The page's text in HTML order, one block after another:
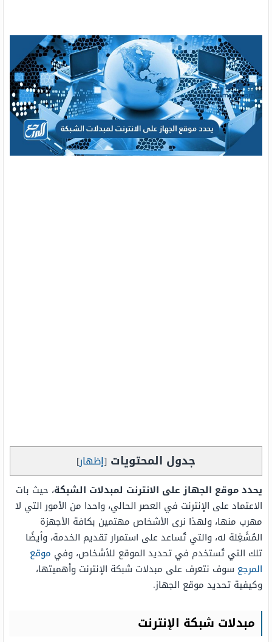
جدول المحتويات [إظهار]
يحدد موقع الجهاز على الانترنت لمبدلات الشبكة، حيث بات
الاعتماد على الإنترنت في العصر الحالي، واحدا من الأمور التي لا
مهرب منها، ولهذا نرى الأشخاص مهتمين بكافة الأجهزة
المُشَغِلة له، والتي تُساعد على استمرار تقديم الخدمة، وأيضًا
تلك التي تُستخدم في تحديد الموقع للأشخاص، وفي موقع
المرجع سوف نتعرف على مبدلات شبكة الإنترنت وأهميتها،
وكيفية تحديد موقع الجهاز.
مبدلات شبكة الإنترنت